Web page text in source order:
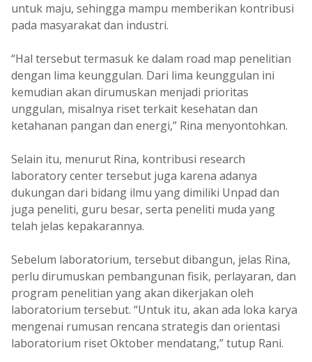
untuk maju, sehingga mampu memberikan kontribusi
pada masyarakat dan industri.
“Hal tersebut termasuk ke dalam road map penelitian
dengan lima keunggulan. Dari lima keunggulan ini
kemudian akan dirumuskan menjadi prioritas
unggulan, misalnya riset terkait kesehatan dan
ketahanan pangan dan energi,” Rina menyontohkan.
Selain itu, menurut Rina, kontribusi research
laboratory center tersebut juga karena adanya
dukungan dari bidang ilmu yang dimiliki Unpad dan
juga peneliti, guru besar, serta peneliti muda yang
telah jelas kepakarannya.
Sebelum laboratorium, tersebut dibangun, jelas Rina,
perlu dirumuskan pembangunan fisik, perlayaran, dan
program penelitian yang akan dikerjakan oleh
laboratorium tersebut. “Untuk itu, akan ada loka karya
mengenai rumusan rencana strategis dan orientasi
laboratorium riset Oktober mendatang,” tutup Rani.